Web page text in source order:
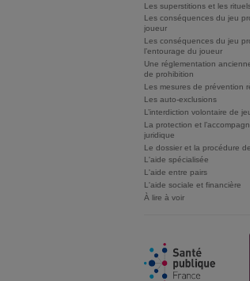
Les superstitions et les
Les conséquences du jeu
joueur
Les conséquences du jeu
l’entourage du joueur
Une réglementation
de prohibition
Les mesures de prévention
Les auto-exclusions
L’interdiction volontaire de
La protection et
juridique
Le dossier et la procédure
L'aide spécialisée
L'aide entre pairs
L'aide sociale et financière
À lire à voir